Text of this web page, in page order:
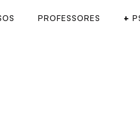
PROFESSORES +